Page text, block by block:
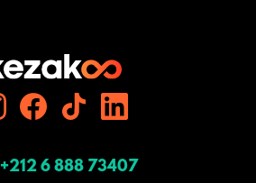
+212 6 888 73407